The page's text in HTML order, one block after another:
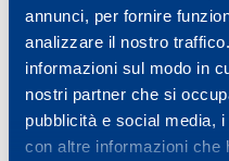
annunci, per fornire
analizzare il nostro
informazioni sul modo in
nostri partner che si
pubblicità e social media,
con altre informazioni che
ICARO AWARD,
12 December
Read all